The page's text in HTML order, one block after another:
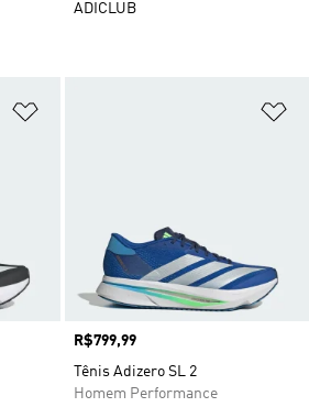
ADICLUB
Preço
R$799,99
Tênis Adizero SL 2
Homem Performance